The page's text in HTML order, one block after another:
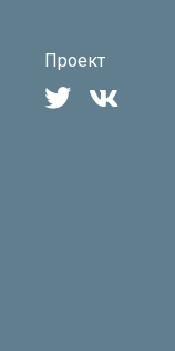
Проект
 